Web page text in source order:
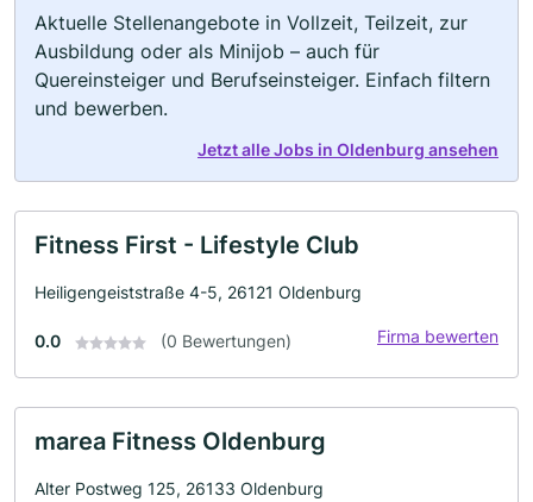
Aktuelle Stellenangebote in Vollzeit, Teilzeit, zur
Ausbildung oder als Minijob – auch für
Quereinsteiger und Berufseinsteiger. Einfach filtern
und bewerben.
Jetzt alle Jobs in Oldenburg ansehen
Fitness First - Lifestyle Club
Heiligengeiststraße 4-5, 26121 Oldenburg
0.0 (0 Bewertungen) Firma bewerten
marea Fitness Oldenburg
Alter Postweg 125, 26133 Oldenburg